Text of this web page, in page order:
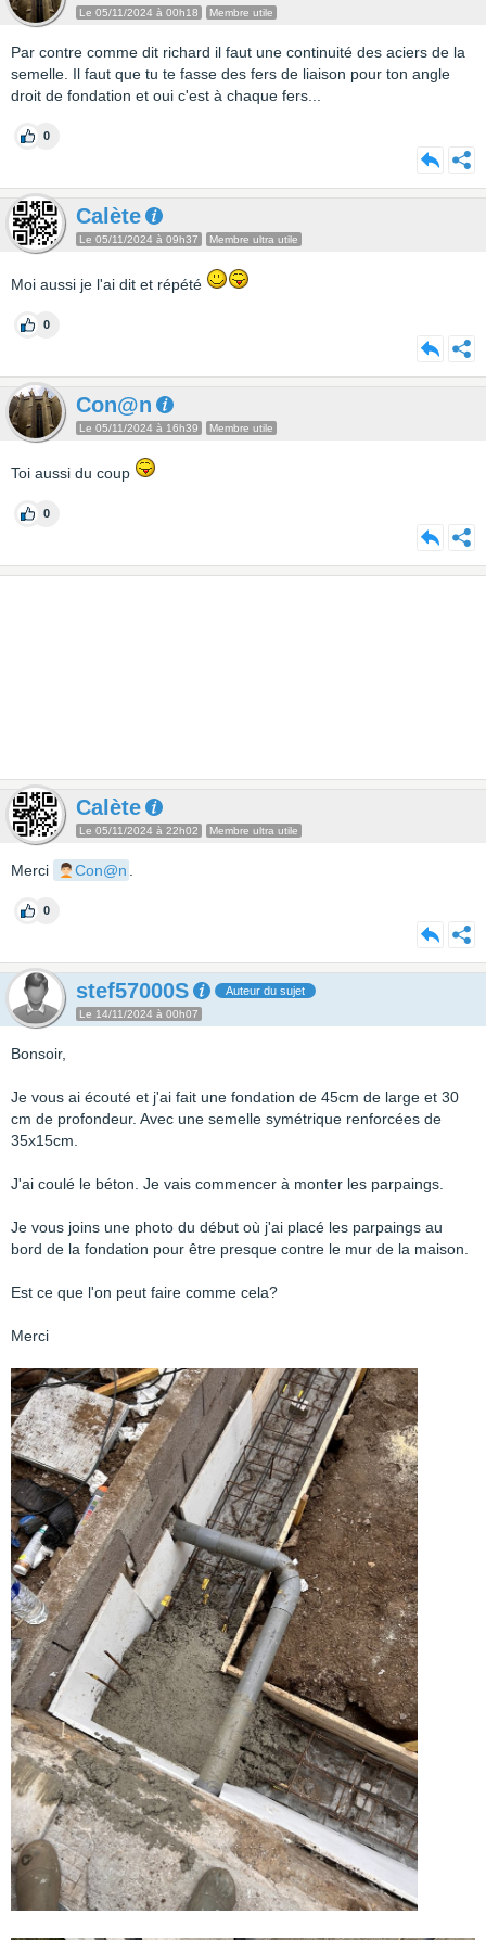
Le 05/11/2024 à 00h18 Membre utile
Par contre comme dit richard il faut une continuité des aciers de la
semelle. Il faut que tu te fasse des fers de liaison pour ton angle
droit de fondation et oui c'est à chaque fers...
0
Calète
Le 05/11/2024 à 09h37 Membre ultra utile
Moi aussi je l'ai dit et répété
0
Con@n
Le 05/11/2024 à 16h39 Membre utile
Toi aussi du coup
0
Calète
Le 05/11/2024 à 22h02 Membre ultra utile
Merci Con@n
0
stef57000S Auteur du sujet
Le 14/11/2024 à 00h07
Bonsoir,
Je vous ai écouté et j'ai fait une fondation de 45cm de large et 30
cm de profondeur. Avec une semelle symétrique renforcées de
35x15cm.
J'ai coulé le béton. Je vais commencer à monter les parpaings.
Je vous joins une photo du début où j'ai placé les parpaings au
bord de la fondation pour être presque contre le mur de la maison.
Est ce que l'on peut faire comme cela?
Merci